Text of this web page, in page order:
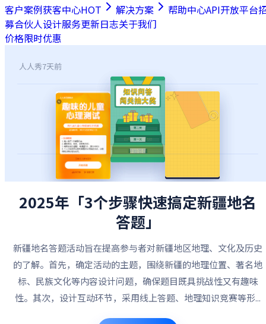
客户案例获客中心HOT 解决方案 帮助中心API开放平台
募合伙人设计服务更新日志关于我们
价格限时优惠
人人秀7天前
2025年「3个步骤快速搞定新疆地名
答题」
新疆地名答题活动旨在提高参与者对新疆地区地理、文化及历史
的了解。首先，确定活动的主题，围绕新疆的地理位置、著名地
标、民族文化等内容设计问题，确保题目既具挑战性又有趣味
性。其次，设计互动环节，采用线上答题、地理知识竞赛等形...